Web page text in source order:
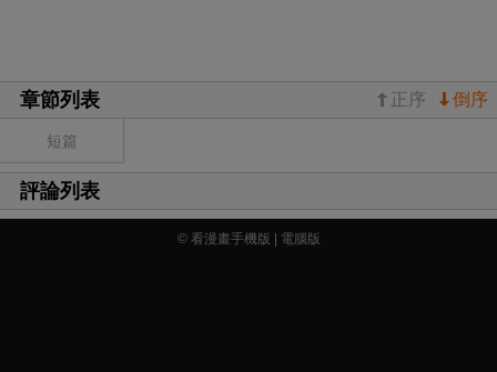
章節列表 倒序
正序
短篇
評論列表
© 看漫畫手機版 | 電腦版